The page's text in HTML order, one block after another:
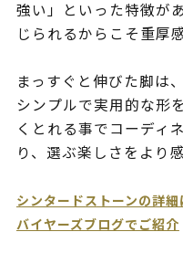
強い」といった特徴が
じられるからこそ重厚
まっすぐと伸びた脚は
シンプルで実用的な形
くとれる事でコーディ
り、選ぶ楽しさをより
シンタードストーンの詳細
バイヤーズブログでご紹介